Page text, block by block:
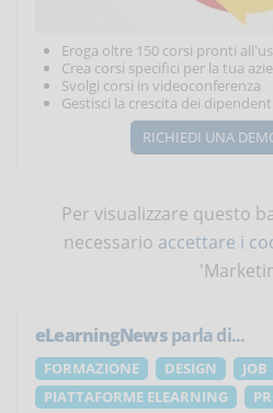
Eroga oltre 150 corsi pronti
Crea corsi specifici per la tua
Svolgi corsi in videoconferenza
Gestisci la crescita dei dipendenti
RICHIEDI UNA
Per visualizzare questo
necessario accettare i
eLearningNewsparla di...
FORMAZIONE DESIGN
JOB
PIATTAFORME ELEARNING